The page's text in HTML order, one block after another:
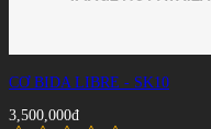
CƠ BIDA LIBRE - SK10
3,500,000đ